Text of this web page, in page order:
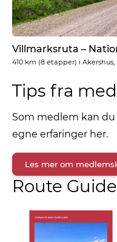
Villmarksruta –
410 km (8 etapper) i
Tips fra
Som medlem kan
egne erfaringer her.
Les mer om
Route